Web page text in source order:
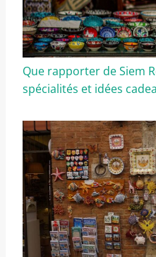
Que rapporter de Siem
spécialités et idées